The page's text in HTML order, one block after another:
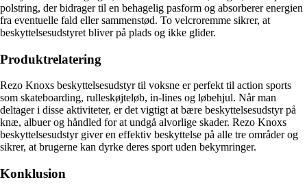
polstring, der bidrager til en behagelig pasform og absorberer energien
fra eventuelle fald eller sammenstød. To velcroremme sikrer, at
beskyttelsesudstyret bliver på plads og ikke glider.
Produktrelatering
Rezo Knoxs beskyttelsesudstyr til voksne er perfekt til action sports
som skateboarding, rulleskøjteløb, in-lines og løbehjul. Når man
deltager i disse aktiviteter, er det vigtigt at bære beskyttelsesudstyr på
knæ, albuer og håndled for at undgå alvorlige skader. Rezo Knoxs
beskyttelsesudstyr giver en effektiv beskyttelse på alle tre områder og
sikrer, at brugerne kan dyrke deres sport uden bekymringer.
Konklusion